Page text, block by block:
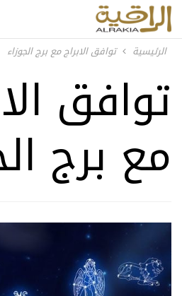
الرئيسية توافق الابراج مع برج الجوزاء
توافق
مع برج